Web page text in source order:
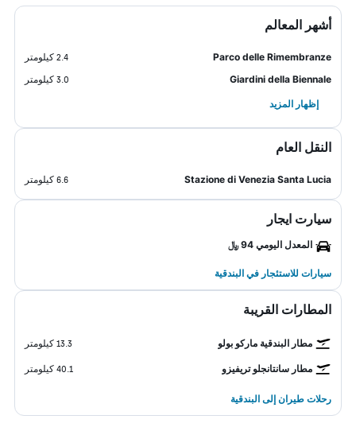
أشهر المعالم
Parco delle Rimembranze
2.4 كيلومتر
Giardini della Biennale
3.0 كيلومتر
إظهار المزيد
النقل العام
Stazione di Venezia Santa Lucia 6.6 كيلومتر
سيارت ايجار
المعدل اليومي 94 ﷼
سيارات للاستئجار في البندقية
المطارات القريبة
مطار البندقية ماركو بولو 13.3 كيلومتر
مطار سانتانجلو تريفيزو 40.1 كيلومتر
رحلات طيران إلى البندقية